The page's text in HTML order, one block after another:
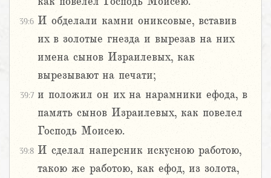
39:6 И обделали камни ониксовые, вставив
их в золотые гнезда и вырезав на них
имена сынов Израилевых, как
вырезывают на печати;
39:7 и положил он их на нарамники ефода, в
память сынов Израилевых, как повелел
Господь Моисею.
39:8 И сделал наперсник искусною работою,
такою же работою, как ефод, из золота,